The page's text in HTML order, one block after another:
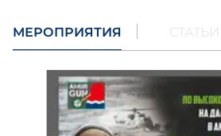
МЕРОПРИЯТИЯ СТАТЬИ